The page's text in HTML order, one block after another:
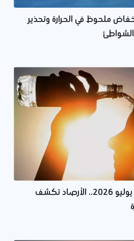
ملحوظ في الحرارة وتحذير
حالة الطقس اليوم 25 يوليو 2026.. الأرصاد تكشف